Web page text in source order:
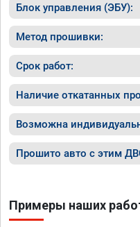
Блок управления (ЭБУ):
Метод прошивки:
Срок работ:
Наличие откатанных
Возможна
Прошито авто с этим
Примеры наших